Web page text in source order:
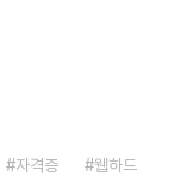
자격증
웹하드